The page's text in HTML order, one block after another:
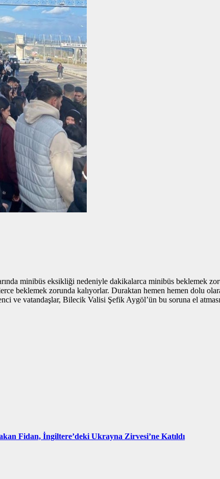
minibüs eksikliği nedeniyle dakikalarca minibüs beklemek
beklemek zorunda kalıyorlar. Duraktan hemen hemen dolu
vatandaşlar, Bilecik Valisi Şefik Aygöl’ün bu soruna el
Fidan, İngiltere’deki Ukrayna Zirvesi’ne Katıldı